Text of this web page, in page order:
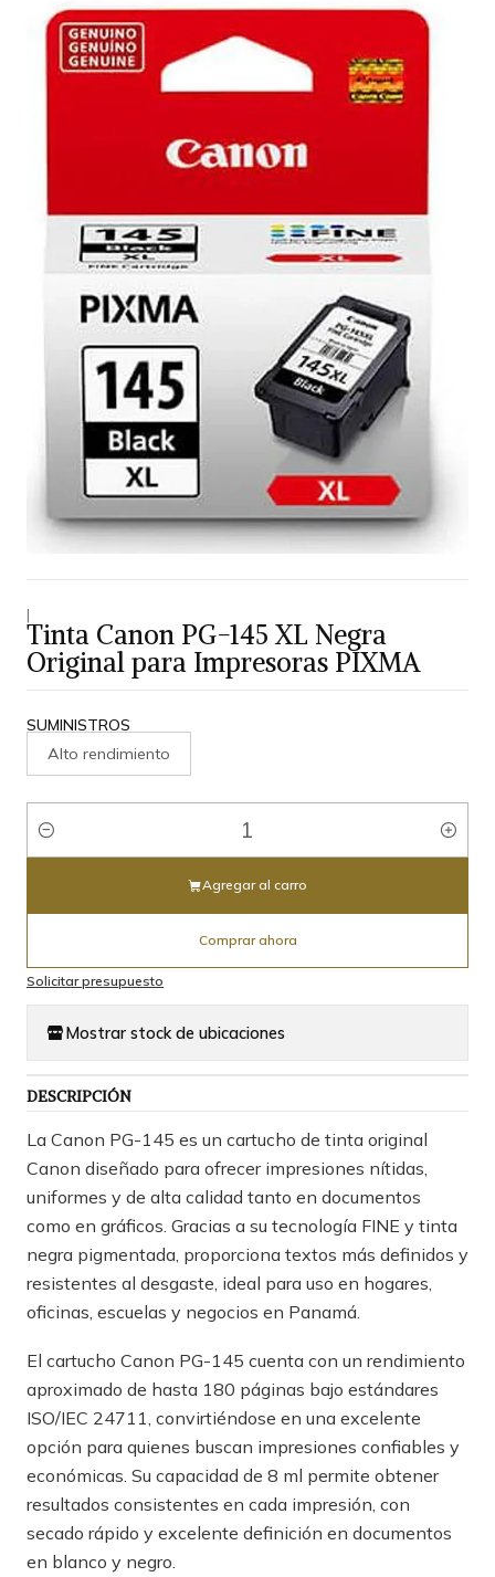
|
Tinta Canon PG-145 XL Negra
Original para Impresoras PIXMA
SUMINISTROS
Alto rendimiento
Cantidad
Agregar al carro
Comprar ahora
Solicitar presupuesto
Mostrar stock de ubicaciones
DESCRIPCIÓN
La Canon PG-145 es un cartucho de tinta original
Canon diseñado para ofrecer impresiones nítidas,
uniformes y de alta calidad tanto en documentos
como en gráficos. Gracias a su tecnología FINE y tinta
negra pigmentada, proporciona textos más definidos y
resistentes al desgaste, ideal para uso en hogares,
oficinas, escuelas y negocios en Panamá.
El cartucho Canon PG-145 cuenta con un rendimiento
aproximado de hasta 180 páginas bajo estándares
ISO/IEC 24711, convirtiéndose en una excelente
opción para quienes buscan impresiones confiables y
económicas. Su capacidad de 8 ml permite obtener
resultados consistentes en cada impresión, con
secado rápido y excelente definición en documentos
en blanco y negro.